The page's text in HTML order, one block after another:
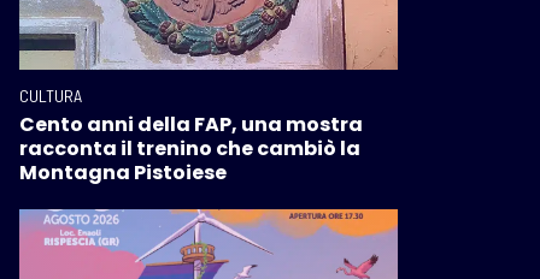
CULTURA
Cento anni della FAP, una mostra
racconta il trenino che cambiò la
Montagna Pistoiese